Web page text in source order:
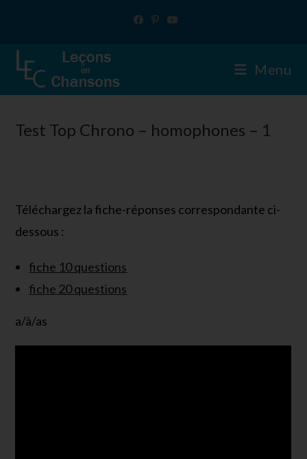
Menu
Test Top Chrono – homophones – 1
Téléchargez la fiche-réponses correspondante ci-
dessous :
fiche 10 questions
fiche 20 questions
a/à/as